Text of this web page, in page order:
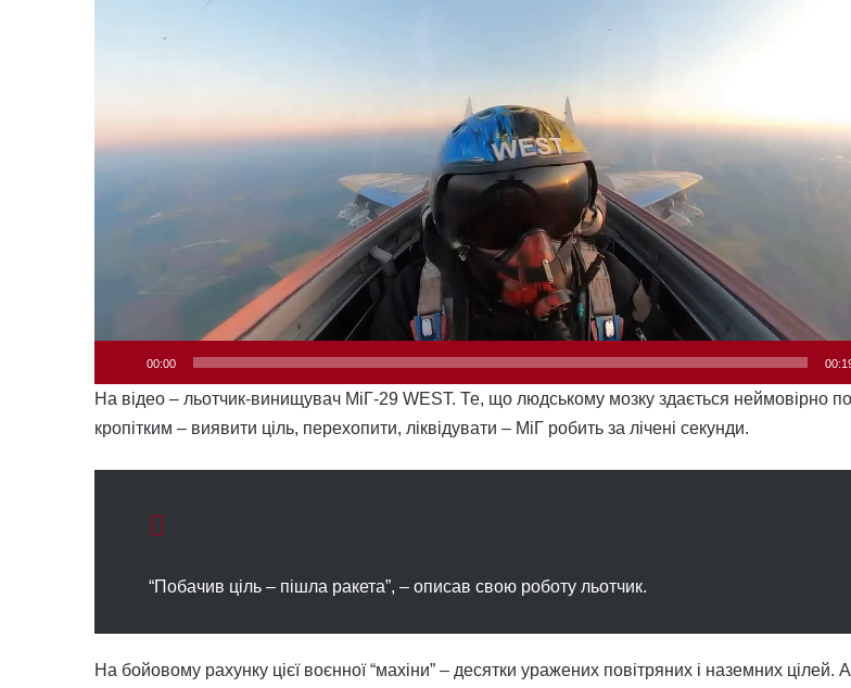
00:00
На відео – льотчик-винищувач МіГ-29 WEST. Те, що людському мозку здається неймовірно
кропітким – виявити ціль, перехопити, ліквідувати – МіГ робить за лічені секунди.
“Побачив ціль – пішла ракета”, – описав свою роботу льотчик.
На бойовому рахунку цієї воєнної “махіни” – десятки уражених повітряних і наземних цілей.